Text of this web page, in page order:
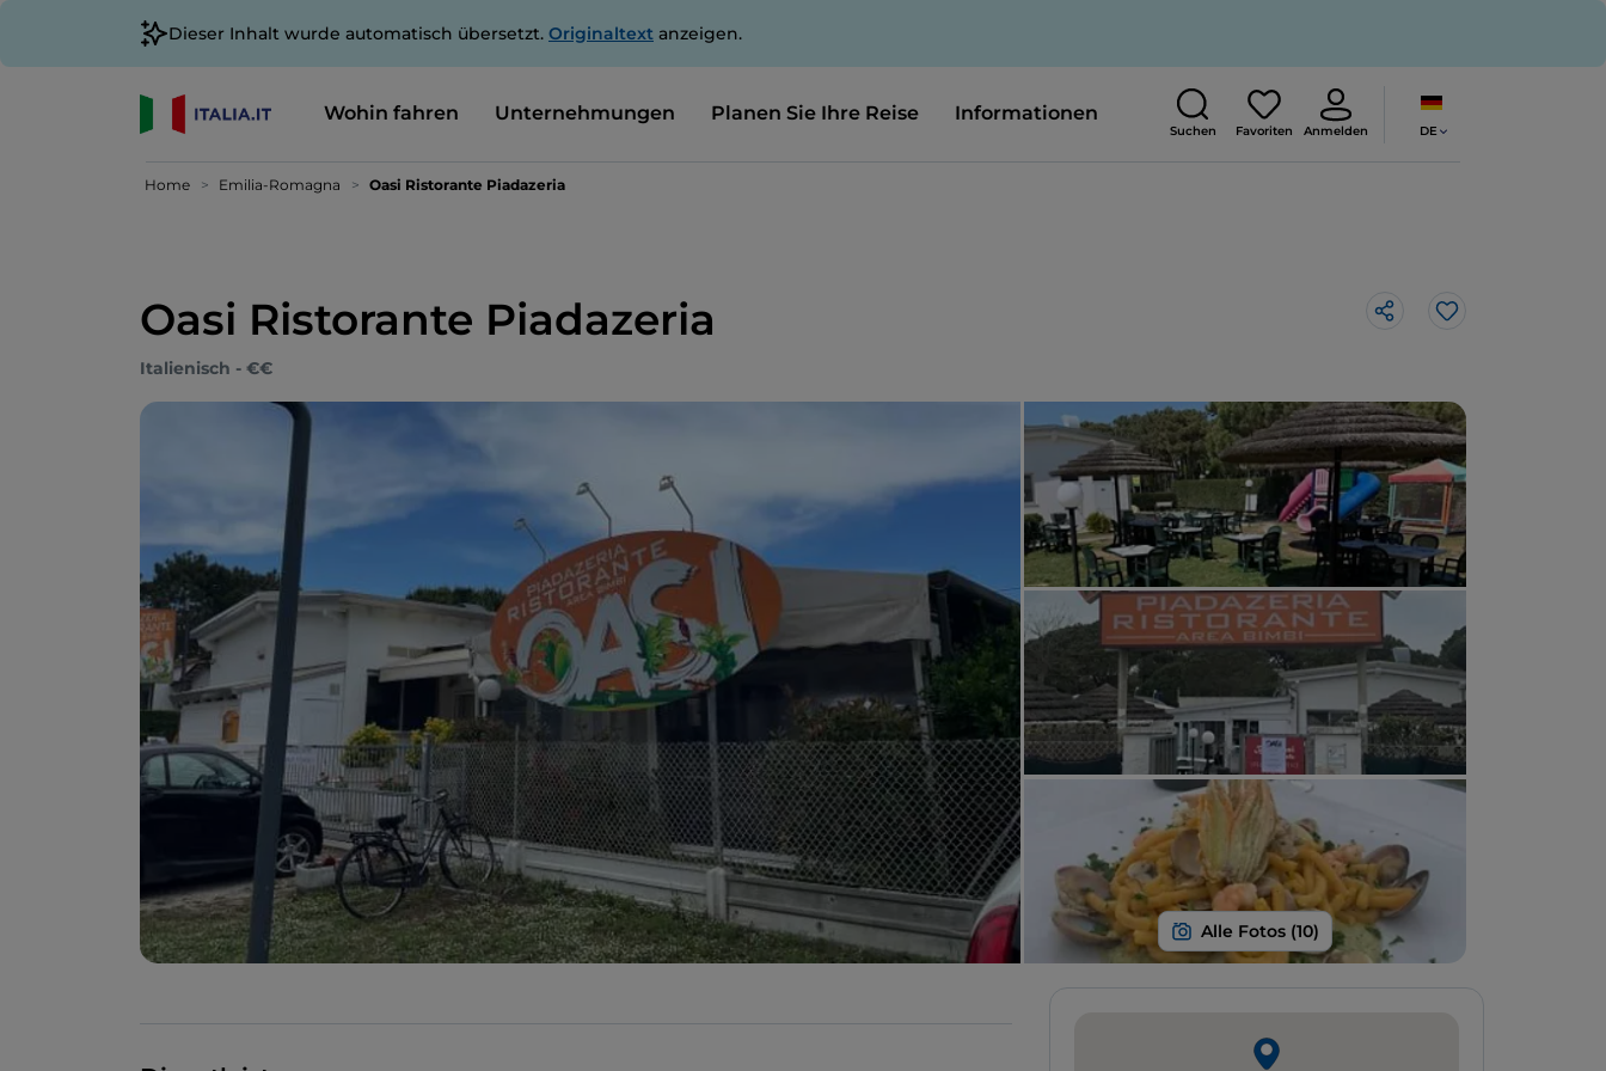
Dieser Inhalt wurde automatisch übersetzt. Originaltext anzeigen.
Wohin fahren Unternehmungen Planen Sie Ihre Reise Informationen
Suchen Favoriten Anmelden DE
Home Emilia-Romagna Oasi Ristorante Piadazeria
Oasi Ristorante Piadazeria Like
Italienisch - €€